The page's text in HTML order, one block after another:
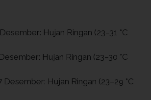
Hujan Ringan (23–31 °C
Hujan Ringan (23–30 °C
Desember: Hujan Ringan (23–29 °C